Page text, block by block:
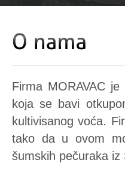
Firma MORAVAC
koja se bavi
kultivisanog voća.
tako da u ovom
šumskih pečuraka iz